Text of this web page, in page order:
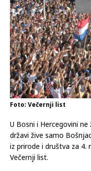
Foto: Večernji list
U Bosni i Hercegovini
državi žive samo
iz prirode i društva za 4.
Večernji list.